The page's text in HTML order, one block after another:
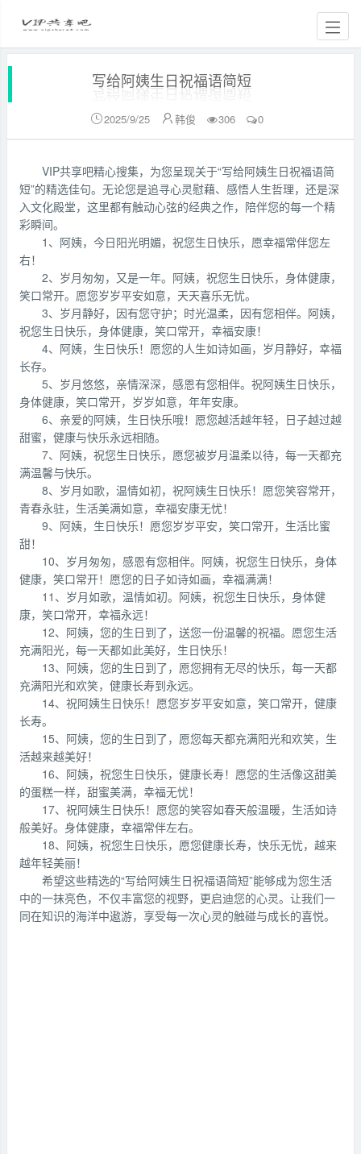
写给阿姨生日祝福语简短
2025/9/25 韩俊 306 0
VIP共享吧精心搜集，为您呈现关于“写给阿姨生日祝福语简
短”的精选佳句。无论您是追寻心灵慰藉、感悟人生哲理，还是深
入文化殿堂，这里都有触动心弦的经典之作，陪伴您的每一个精
彩瞬间。
1、阿姨，今日阳光明媚，祝您生日快乐，愿幸福常伴您左
右！
2、岁月匆匆，又是一年。阿姨，祝您生日快乐，身体健康，
笑口常开。愿您岁岁平安如意，天天喜乐无忧。
3、岁月静好，因有您守护；时光温柔，因有您相伴。阿姨，
祝您生日快乐，身体健康，笑口常开，幸福安康！
4、阿姨，生日快乐！愿您的人生如诗如画，岁月静好，幸福
长存。
5、岁月悠悠，亲情深深，感恩有您相伴。祝阿姨生日快乐，
身体健康，笑口常开，岁岁如意，年年安康。
6、亲爱的阿姨，生日快乐哦！愿您越活越年轻，日子越过越
甜蜜，健康与快乐永远相随。
7、阿姨，祝您生日快乐，愿您被岁月温柔以待，每一天都充
满温馨与快乐。
8、岁月如歌，温情如初，祝阿姨生日快乐！愿您笑容常开，
青春永驻，生活美满如意，幸福安康无忧！
9、阿姨，生日快乐！愿您岁岁平安，笑口常开，生活比蜜
甜！
10、岁月匆匆，感恩有您相伴。阿姨，祝您生日快乐，身体
健康，笑口常开！愿您的日子如诗如画，幸福满满！
11、岁月如歌，温情如初。阿姨，祝您生日快乐，身体健
康，笑口常开，幸福永远！
12、阿姨，您的生日到了，送您一份温馨的祝福。愿您生活
充满阳光，每一天都如此美好，生日快乐！
13、阿姨，您的生日到了，愿您拥有无尽的快乐，每一天都
充满阳光和欢笑，健康长寿到永远。
14、祝阿姨生日快乐！愿您岁岁平安如意，笑口常开，健康
长寿。
15、阿姨，您的生日到了，愿您每天都充满阳光和欢笑，生
活越来越美好！
16、阿姨，祝您生日快乐，健康长寿！愿您的生活像这甜美
的蛋糕一样，甜蜜美满，幸福无忧！
17、祝阿姨生日快乐！愿您的笑容如春天般温暖，生活如诗
般美好。身体健康，幸福常伴左右。
18、阿姨，祝您生日快乐，愿您健康长寿，快乐无忧，越来
越年轻美丽！
希望这些精选的“写给阿姨生日祝福语简短”能够成为您生活
中的一抹亮色，不仅丰富您的视野，更启迪您的心灵。让我们一
同在知识的海洋中遨游，享受每一次心灵的触碰与成长的喜悦。